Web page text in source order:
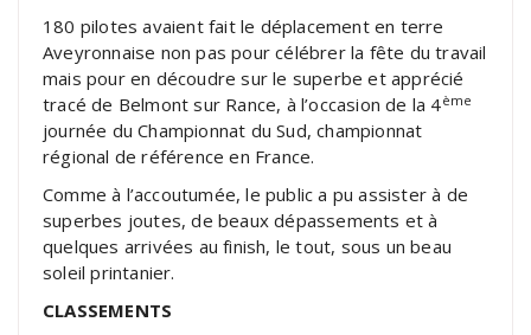
180 pilotes avaient fait le déplacement en terre
Aveyronnaise non pas pour célébrer la fête du travail
mais pour en découdre sur le superbe et apprécié
tracé de Belmont sur Rance, à l’occasion de la 4ème
journée du Championnat du Sud, championnat
régional de référence en France.
Comme à l’accoutumée, le public a pu assister à de
superbes joutes, de beaux dépassements et à
quelques arrivées au finish, le tout, sous un beau
soleil printanier.
CLASSEMENTS